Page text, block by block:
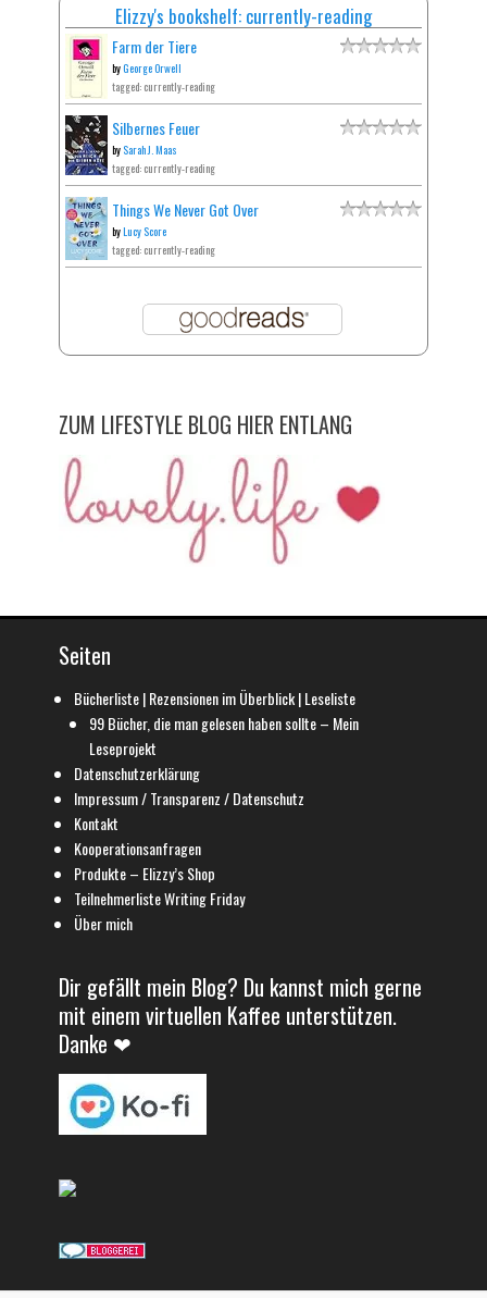
Elizzy's bookshelf: currently-reading
Farm der Tiere
byGeorge Orwell
tagged: currently-reading
Silbernes Feuer
by Sarah J. Maas
tagged: currently-reading
Things We Never Got Over
byLucy Score
tagged: currently-reading
ZUM LIFESTYLE BLOG HIER ENTLANG
Seiten
Bücherliste | Rezensionen im Überblick | Leseliste
99 Bücher, die man gelesen haben sollte – Mein
Leseprojekt
Datenschutzerklärung
Impressum / Transparenz / Datenschutz
Kontakt
Kooperationsanfragen
Produkte – Elizzy’s Shop
Teilnehmerliste Writing Friday
Über mich
Dir gefällt mein Blog? Du kannst mich gerne
mit einem virtuellen Kaffee unterstützen.
Danke ❤